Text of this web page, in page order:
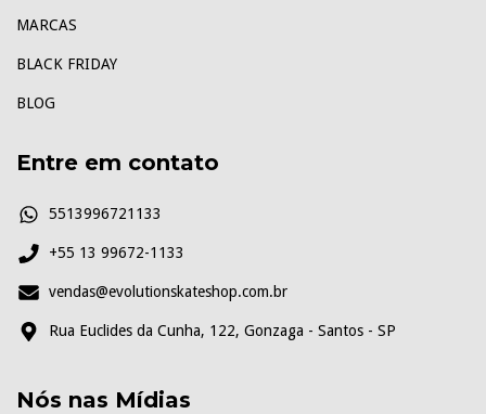
MARCAS
BLACK FRIDAY
BLOG
Entre em contato
5513996721133
+55 13 99672-1133
vendas@evolutionskateshop.com.br
Rua Euclides da Cunha, 122, Gonzaga - Santos - SP
Nós nas Mídias